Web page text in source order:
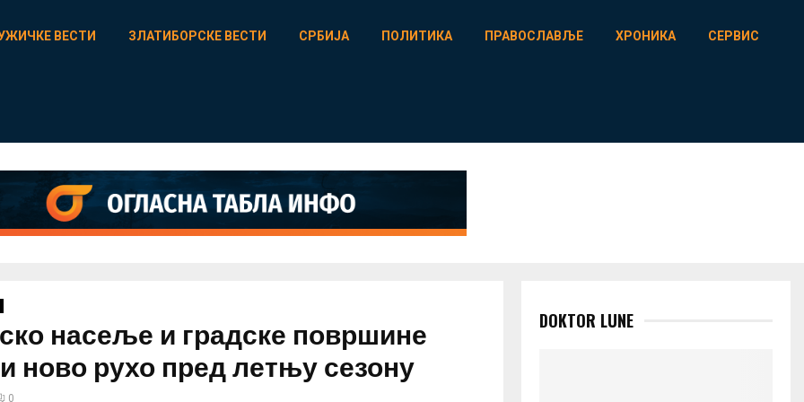
ВЕСТИ ЗЛАТИБОРСКЕ ВЕСТИ СРБИЈА ПОЛИТИКА ПРАВОСЛАВЉЕ ХРОНИКА СЕРВИС
насеље и градске површине
ново рухо пред летњу сезону
0
DOKTOR LUNE